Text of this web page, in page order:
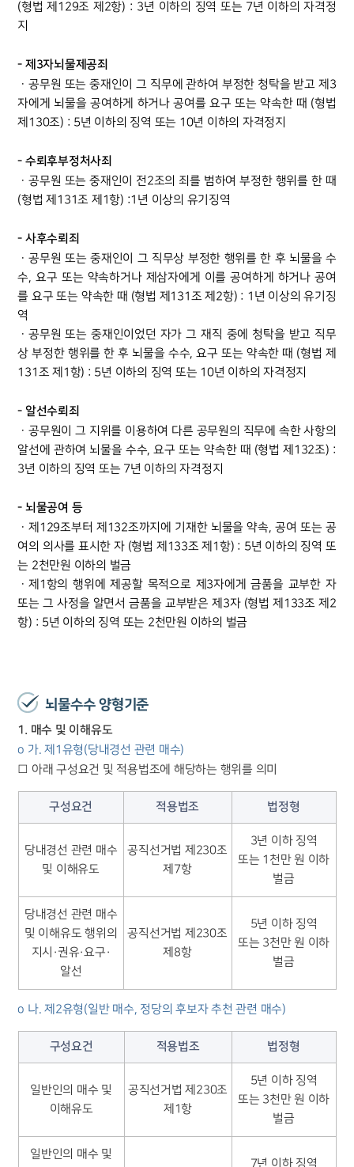
(형법 제129조 제2항) : 3년 이하의 징역 또는 7년 이하의 자격정
지
- 제3자뇌물제공죄
ㆍ공무원 또는 중재인이 그 직무에 관하여 부정한 청탁을 받고 제3
자에게 뇌물을 공여하게 하거나 공여를 요구 또는 약속한 때 (형법
제130조) : 5년 이하의 징역 또는 10년 이하의 자격정지
- 수뢰후부정처사죄
ㆍ공무원 또는 중재인이 전2조의 죄를 범하여 부정한 행위를 한 때
(형법 제131조 제1항) :1년 이상의 유기징역
- 사후수뢰죄
ㆍ공무원 또는 중재인이 그 직무상 부정한 행위를 한 후 뇌물을 수
수, 요구 또는 약속하거나 제삼자에게 이를 공여하게 하거나 공여
를 요구 또는 약속한 때 (형법 제131조 제2항) : 1년 이상의 유기징
역
ㆍ공무원 또는 중재인이었던 자가 그 재직 중에 청탁을 받고 직무
상 부정한 행위를 한 후 뇌물을 수수, 요구 또는 약속한 때 (형법 제
131조 제1항) : 5년 이하의 징역 또는 10년 이하의 자격정지
- 알선수뢰죄
ㆍ공무원이 그 지위를 이용하여 다른 공무원의 직무에 속한 사항의
알선에 관하여 뇌물을 수수, 요구 또는 약속한 때 (형법 제132조) :
3년 이하의 징역 또는 7년 이하의 자격정지
- 뇌물공여 등
ㆍ제129조부터 제132조까지에 기재한 뇌물을 약속, 공여 또는 공
여의 의사를 표시한 자 (형법 제133조 제1항) : 5년 이하의 징역 또
는 2천만원 이하의 벌금
ㆍ제1항의 행위에 제공할 목적으로 제3자에게 금품을 교부한 자
또는 그 사정을 알면서 금품을 교부받은 제3자 (형법 제133조 제2
항) : 5년 이하의 징역 또는 2천만원 이하의 벌금
뇌물수수 양형기준
1. 매수 및 이해유도
o 가. 제1유형(당내경선 관련 매수)
□ 아래 구성요건 및 적용법조에 해당하는 행위를 의미
구성요건 적용법조 법정형
당내경선 관련 매수
및 이해유도
공직선거법 제230조
제7항
3년 이하 징역
또는 1천만 원 이하
벌금
당내경선 관련 매수
및 이해유도 행위의
지시·권유·요구·
알선
공직선거법 제230조
제8항
5년 이하 징역
또는 3천만 원 이하
벌금
o 나. 제2유형(일반 매수, 정당의 후보자 추천 관련 매수)
구성요건 적용법조 법정형
일반인의 매수 및
이해유도
공직선거법 제230조
제1항
5년 이하 징역
또는 3천만 원 이하
벌금
일반인의 매수 및
7년 이하 징역